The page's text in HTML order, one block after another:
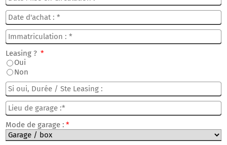
Leasing ? *
Oui
Non
Mode de garage : *